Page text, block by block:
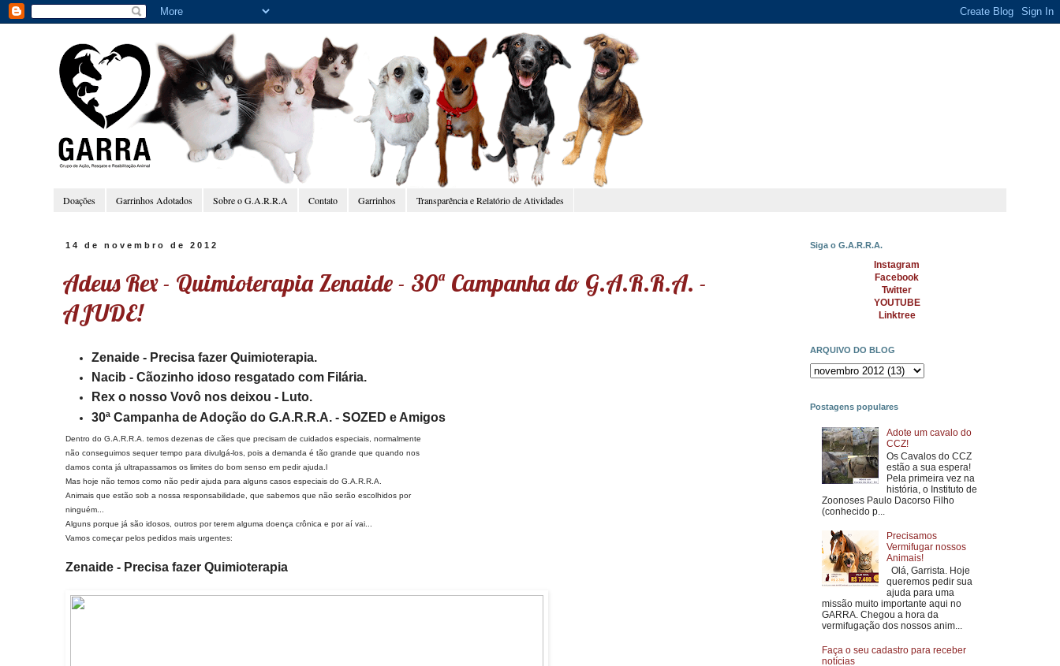
Doações Garrinhos Adotados Sobre o G.A.R.R.A Contato Garrinhos Transparência e Relatório de Atividades
14 de novembro de 2012
Adeus Rex - Quimioterapia Zenaide - 30ª Campanha do G.A.R.R.A. -
AJUDE!
Zenaide - Precisa fazer Quimioterapia.
Nacib - Cãozinho idoso resgatado com Filária.
Rex o nosso Vovô nos deixou - Luto.
30ª Campanha de Adoção do G.A.R.R.A. - SOZED e Amigos
Dentro do G.A.R.R.A. temos dezenas de cães que precisam de cuidados especiais, normalmente
não conseguimos sequer tempo para divulgá-los, pois a demanda é tão grande que quando nos
damos conta já ultrapassamos os limites do bom senso em pedir ajuda.l
Mas hoje não temos como não pedir ajuda para alguns casos especiais do G.A.R.R.A.
Animais que estão sob a nossa responsabilidade, que sabemos que não serão escolhidos por
ninguém...
Alguns porque já são idosos, outros por terem alguma doença crônica e por aí vai...
Vamos começar pelos pedidos mais urgentes:
Zenaide - Precisa fazer Quimioterapia
Siga o G.A.R.R.A.
Instagram
Facebook
Twitter
YOUTUBE
Linktree
ARQUIVO DO BLOG
Postagens populares
Adote um cavalo do
CCZ!
Os Cavalos do CCZ
estão a sua espera!
Pela primeira vez na
história, o Instituto de
Zoonoses Paulo Dacorso Filho
(conhecido p...
Precisamos
Vermifugar nossos
Animais!
Olá, Garrista. Hoje
queremos pedir sua
ajuda para uma
missão muito importante aqui no
GARRA. Chegou a hora da
vermifugação dos nossos anim...
Faça o seu cadastro para receber
notícias